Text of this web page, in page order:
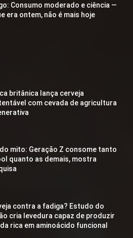
Consumo moderado e ciência —
era ontem, não é mais hoje
britânica lança cerveja
com cevada de agricultura
do mito: Geração Z consome tanto
quanto as demais, mostra
contra a fadiga? Estudo do
cria levedura capaz de produzir
rica em aminoácido funcional